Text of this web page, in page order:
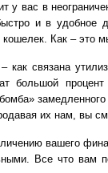
у вас в
и в удобное
кошелек. Как – это
как связана
большой
их нам, вы
вашего
Все что вам